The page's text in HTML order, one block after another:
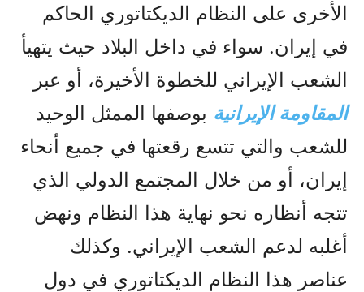
الأخرى على النظام الديكتاتوري الحاكم
في إيران. سواء في داخل البلاد حيث يتهيأ
الشعب الإيراني للخطوة الأخيرة، أو عبر
المقاومة الإيرانية بوصفها الممثل الوحيد
للشعب والتي تتسع رقعتها في جميع أنحاء
إيران، أو من خلال المجتمع الدولي الذي
تتجه أنظاره نحو نهاية هذا النظام ونهض
أغلبه لدعم الشعب الإيراني. وكذلك
عناصر هذا النظام الديكتاتوري في دول